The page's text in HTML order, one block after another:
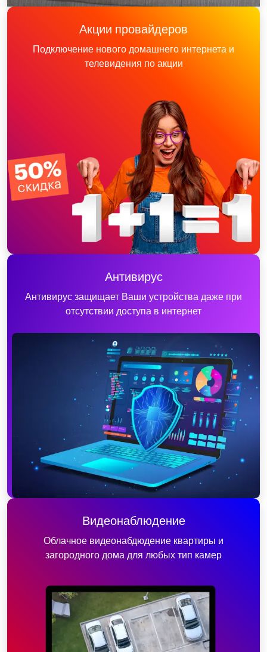
Акции провайдеров
Подключение нового домашнего интернета и
телевидения по акции
Антивирус
Антивирус защищает Ваши устройства даже при
отсутствии доступа в интернет
Видеонаблюдение
Облачное видеонабдюдение квартиры и
загородного дома для любых тип камер